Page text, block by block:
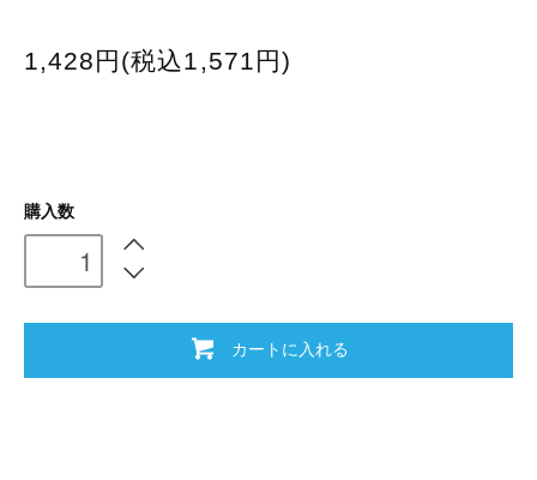
1,428円(税込1,571円)
購入数
カートに入れる